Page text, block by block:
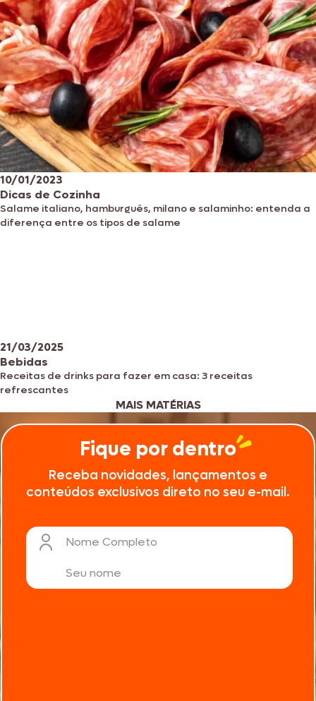
10/01/2023
Dicas de Cozinha
Salame italiano, hamburguês, milano e salaminho: entenda a
diferença entre os tipos de salame
21/03/2025
Bebidas
Receitas de drinks para fazer em casa: 3 receitas
refrescantes
MAIS MATÉRIAS
Fique por dentro
Receba novidades, lançamentos e
conteúdos exclusivos direto no seu e-mail.
Nome Completo